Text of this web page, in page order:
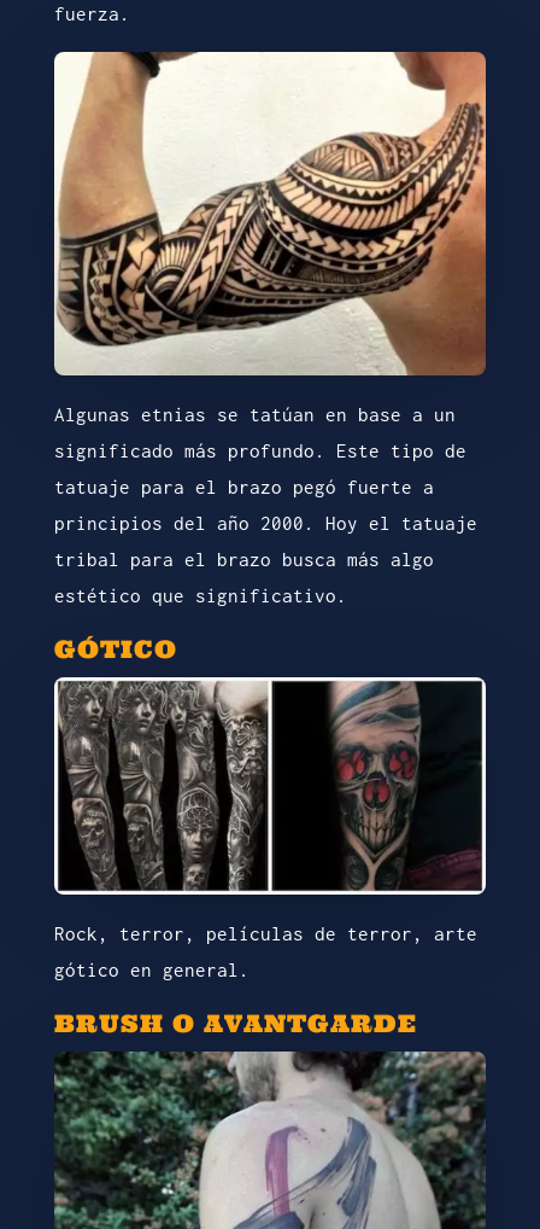
fuerza.
Algunas etnias se tatúan en base a un
significado más profundo. Este tipo de
tatuaje para el brazo pegó fuerte a
principios del año 2000. Hoy el tatuaje
tribal para el brazo busca más algo
estético que significativo.
GÓTICO
Rock, terror, películas de terror, arte
gótico en general.
BRUSH O AVANTGARDE